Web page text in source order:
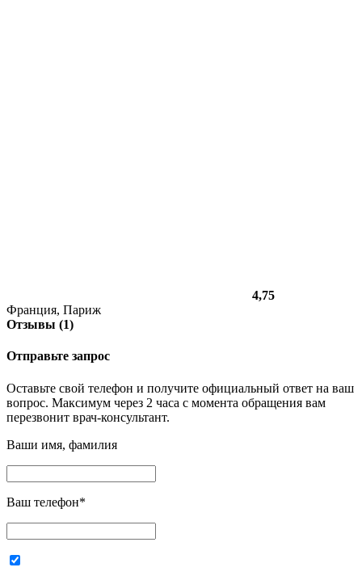
4,75
Франция, Париж
Отзывы (1)
Отправьте запрос
Оставьте свой телефон и получите официальный ответ на ваш
вопрос. Максимум через 2 часа с момента обращения вам
перезвонит врач-консультант.
Ваши имя, фамилия
Ваш телефон*